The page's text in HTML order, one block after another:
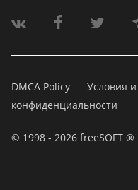
DMCA Policy Условия
конфиденциальности
© 1998 - 2026 freeSOFT ®